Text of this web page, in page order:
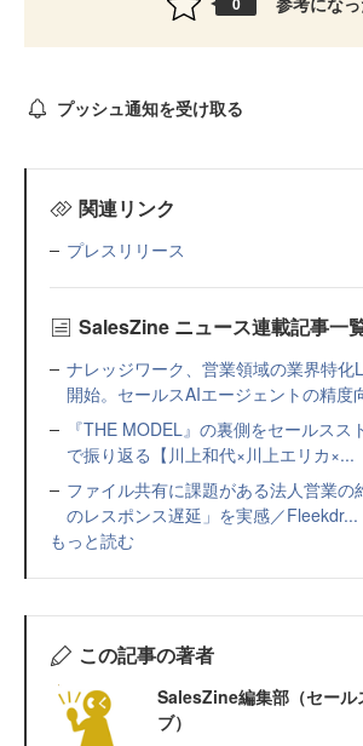
プッシュ通知を受け取る
関連リンク
プレスリリース
SalesZine ニュース連載記事一
ナレッジワーク、営業領域の業界特化
開始。セールスAIエージェントの精度
『THE MODEL』の裏側をセールスス
で振り返る【川上和代×川上エリカ×...
ファイル共有に課題がある法人営業の
のレスポンス遅延」を実感／Fleekdr...
もっと読む
この記事の著者
SalesZine編集部（セール
ブ）